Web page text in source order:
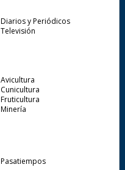
Diarios y Periódicos
Televisión
Avicultura
Cunicultura
Fruticultura
Minería
Pasatiempos